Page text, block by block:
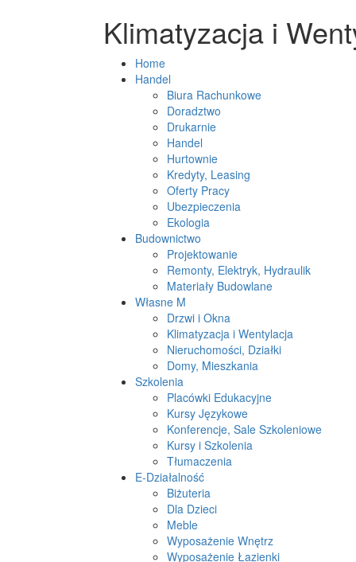
Klimatyzacja i
Home
Handel
Biura Rachunkowe
Doradztwo
Drukarnie
Handel
Hurtownie
Kredyty, Leasing
Oferty Pracy
Ubezpieczenia
Ekologia
Budownictwo
Projektowanie
Remonty, Elektryk, Hydraulik
Materiały Budowlane
Własne M
Drzwi i Okna
Klimatyzacja i Wentylacja
Nieruchomości, Działki
Domy, Mieszkania
Szkolenia
Placówki Edukacyjne
Kursy Językowe
Konferencje, Sale Szkoleniowe
Kursy i Szkolenia
Tłumaczenia
E-Działalność
Biżuteria
Dla Dzieci
Meble
Wyposażenie Wnętrz
Wyposażenie Łazienki